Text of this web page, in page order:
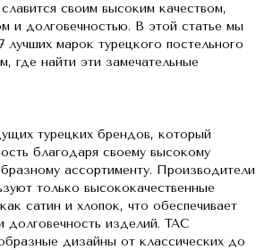
своим высоким качеством,
и долговечностью. В этой статье мы
марок турецкого постельного
где найти эти замечательные
турецких брендов, который
благодаря своему высокому
ассортименту. Производители
только высококачественные
сатин и хлопок, что обеспечивает
изделий. TAC
дизайны от классических до